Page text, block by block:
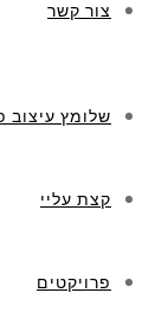
צור קשר
שלומץ עיצוב
קצת עליי
פרויקטים